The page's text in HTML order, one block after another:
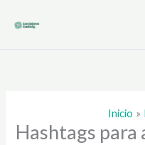
Inicio
Hashtags para